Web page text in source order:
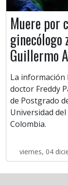
Muere por
ginecólogo
Guillermo
La información
doctor Freddy
de Postgrado
Universidad
Colombia.
viernes, 04